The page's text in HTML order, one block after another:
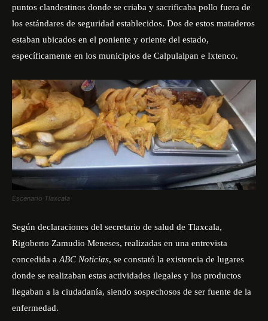
puntos clandestinos donde se criaba y sacrificaba pollo fuera de
los estándares de seguridad establecidos. Dos de estos mataderos
estaban ubicados en el poniente y oriente del estado,
específicamente en los municipios de Calpulalpan e Ixtenco.
Escenario Tlaxcala
Según declaraciones del secretario de salud de Tlaxcala,
Rigoberto Zamudio Meneses, realizadas en una entrevista
concedida aABC Noticias, se constató la existencia de lugares
donde se realizaban estas actividades ilegales y los productos
llegaban a la ciudadanía, siendo sospechosos de ser fuente de la
enfermedad.